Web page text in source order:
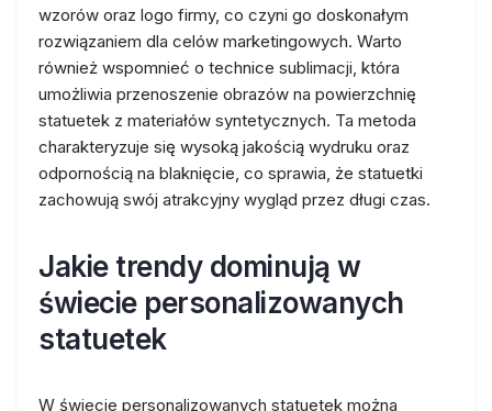
wzorów oraz logo firmy, co czyni go doskonałym
rozwiązaniem dla celów marketingowych. Warto
również wspomnieć o technice sublimacji, która
umożliwia przenoszenie obrazów na powierzchnię
statuetek z materiałów syntetycznych. Ta metoda
charakteryzuje się wysoką jakością wydruku oraz
odpornością na blaknięcie, co sprawia, że statuetki
zachowują swój atrakcyjny wygląd przez długi czas.
Jakie trendy dominują w
świecie personalizowanych
statuetek
W świecie personalizowanych statuetek można